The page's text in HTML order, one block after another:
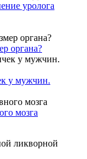
уролога
органа?
у мужчин.
мозга